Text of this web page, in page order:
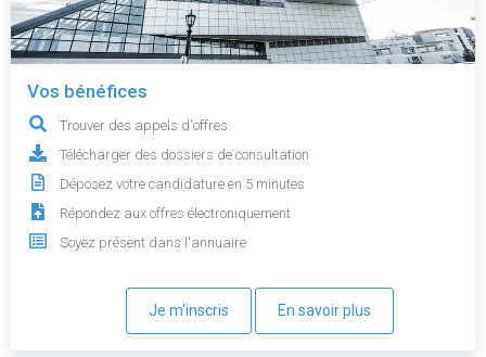
Vos bénéfices
Trouver des appels d'offres
Télécharger des dossiers de consultation
Déposez votre candidature en 5 minutes
Répondez aux offres électroniquement
Soyez présent dans l'annuaire
Je m'inscris En savoir plus